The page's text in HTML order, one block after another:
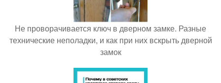
Не проворачивается ключ в дверном замке. Разные
технические неполадки, и как при них вскрыть дверной
замок